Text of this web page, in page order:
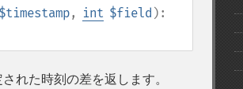
$timestamp, int $field ):
れた時刻の差を返します。